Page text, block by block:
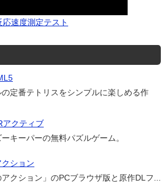
応速度測定テスト
定番テトリスをシンプルに楽しめる作
アクティブ
キーパーの無料パズルゲーム。
クション
アクション」のPCブラウザ版と原作DLフ...